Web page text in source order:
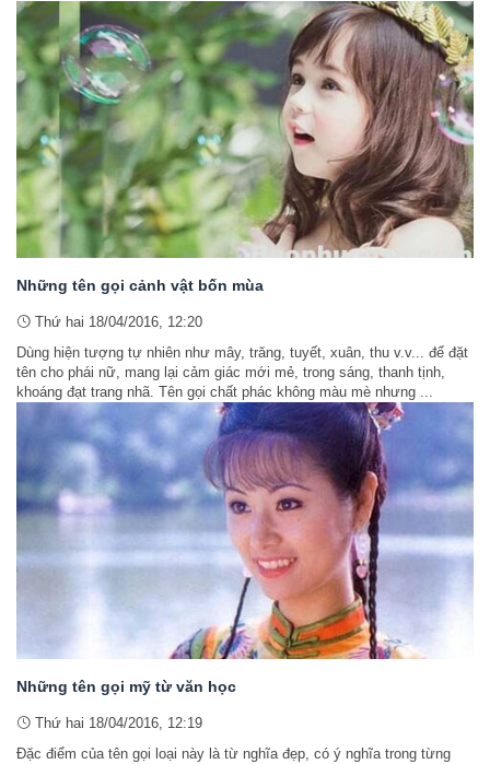
Những tên gọi cảnh vật bốn mùa
Thứ hai 18/04/2016, 12:20
Dùng hiện tượng tự nhiên như mây, trăng, tuyết, xuân, thu v.v... để đặt
tên cho phái nữ, mang lại cảm giác mới mẻ, trong sáng, thanh tịnh,
khoáng đạt trang nhã. Tên gọi chất phác không màu mè nhưng ...
Những tên gọi mỹ từ văn học
Thứ hai 18/04/2016, 12:19
Đặc điểm của tên gọi loại này là từ nghĩa đẹp, có ý nghĩa trong từng